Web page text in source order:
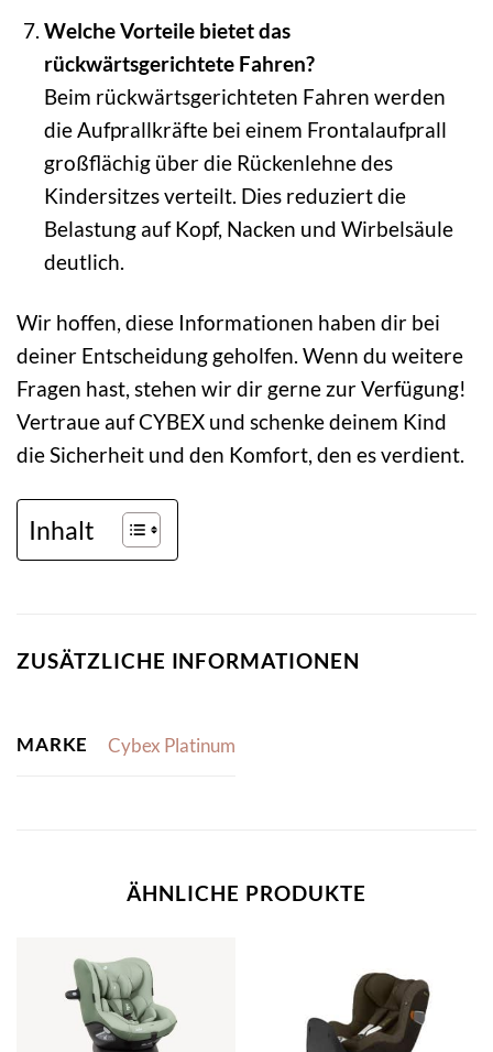
Welche Vorteile bietet das
rückwärtsgerichtete Fahren?
Beim rückwärtsgerichteten Fahren werden
die Aufprallkräfte bei einem Frontalaufprall
großflächig über die Rückenlehne des
Kindersitzes verteilt. Dies reduziert die
Belastung auf Kopf, Nacken und Wirbelsäule
deutlich.
Wir hoffen, diese Informationen haben dir bei
deiner Entscheidung geholfen. Wenn du weitere
Fragen hast, stehen wir dir gerne zur Verfügung!
Vertraue auf CYBEX und schenke deinem Kind
die Sicherheit und den Komfort, den es verdient.
Inhalt
ZUSÄTZLICHE INFORMATIONEN
MARKE Cybex Platinum
ÄHNLICHE PRODUKTE